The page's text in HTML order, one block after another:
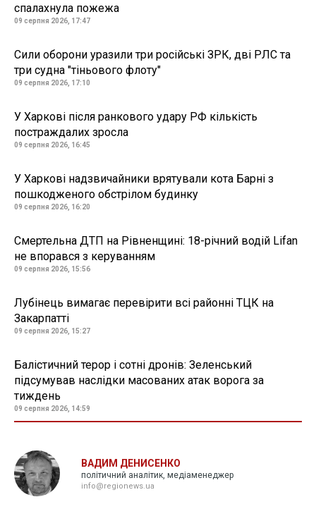
спалахнула пожежа
09 серпня 2026, 17:47
Сили оборони уразили три російські ЗРК, дві РЛС та
три судна "тіньового флоту"
09 серпня 2026, 17:10
У Харкові після ранкового удару РФ кількість
постраждалих зросла
09 серпня 2026, 16:45
У Харкові надзвичайники врятували кота Барні з
пошкодженого обстрілом будинку
09 серпня 2026, 16:20
Смертельна ДТП на Рівненщині: 18-річний водій Lifan
не впорався з керуванням
09 серпня 2026, 15:56
Лубінець вимагає перевірити всі районні ТЦК на
Закарпатті
09 серпня 2026, 15:27
Балістичний терор і сотні дронів: Зеленський
підсумував наслідки масованих атак ворога за
тиждень
09 серпня 2026, 14:59
ВАДИМ ДЕНИСЕНКО
політичний аналітик, медіаменеджер
info@regionews.ua